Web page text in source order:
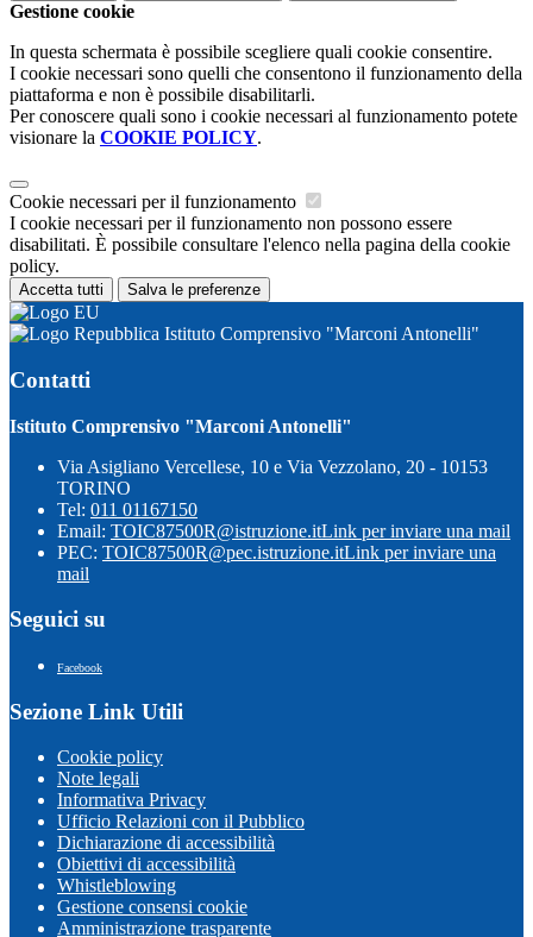
Gestione cookie
In questa schermata è possibile scegliere quali cookie consentire.
I cookie necessari sono quelli che consentono il funzionamento della
piattaforma e non è possibile disabilitarli.
Per conoscere quali sono i cookie necessari al funzionamento potete
visionare la COOKIE POLICY.
Cookie necessari per il funzionamento
I cookie necessari per il funzionamento non possono essere
disabilitati. È possibile consultare l'elenco nella pagina della cookie
policy.
Accetta tutti Salva le preferenze
Istituto Comprensivo "Marconi Antonelli"
Contatti
Istituto Comprensivo "Marconi Antonelli"
Via Asigliano Vercellese, 10 e Via Vezzolano, 20 - 10153
TORINO
Tel: 011 01167150
Email: TOIC87500R@istruzione.itLink per inviare una mail
PEC: TOIC87500R@pec.istruzione.itLink per inviare una
mail
Seguici su
Facebook
Sezione Link Utili
Cookie policy
Note legali
Informativa Privacy
Ufficio Relazioni con il Pubblico
Dichiarazione di accessibilità
Obiettivi di accessibilità
Whistleblowing
Gestione consensi cookie
Amministrazione trasparente